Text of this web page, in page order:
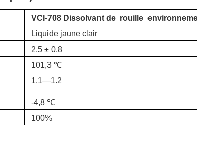
VCI-708 Dissolvant de rouille
Liquide jaune clair
2,5 ± 0,8
101,3 ℃
1.1—1.2
-4,8 ℃
100%